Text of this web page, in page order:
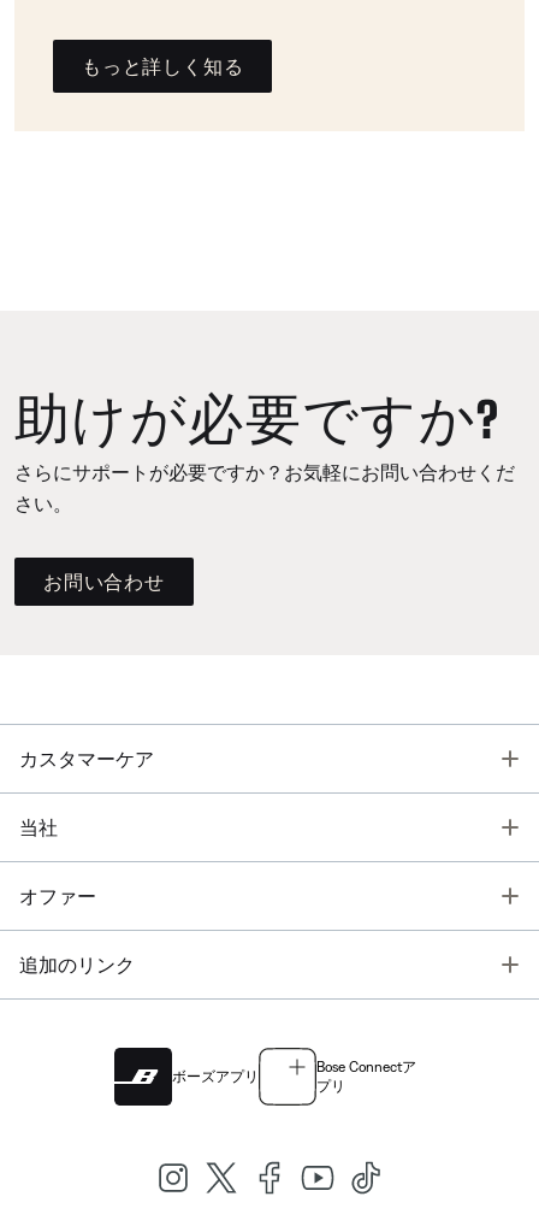
もっと詳しく知る
助けが必要ですか?
さらにサポートが必要ですか？お気軽にお問い合わせくだ
さい。
お問い合わせ
カスタマーケア
当社
オファー
追加のリンク
ボーズアプリ
Bose Connectア
プリ